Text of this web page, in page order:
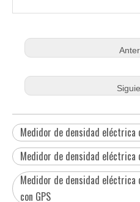
Medidor de densidad eléctrica
Medidor de densidad eléctrica
Medidor de densidad eléctrica
con GPS